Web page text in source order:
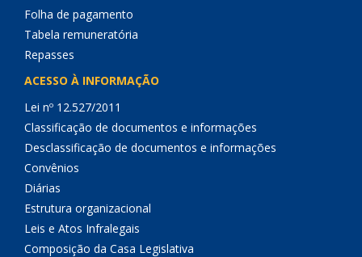
Folha de pagamento
Tabela remuneratória
Repasses
ACESSO À INFORMAÇÃO
Lei nº 12.527/2011
Classificação de documentos e informações
Desclassificação de documentos e informações
Convênios
Diárias
Estrutura organizacional
Leis e Atos Infralegais
Composição da Casa Legislativa